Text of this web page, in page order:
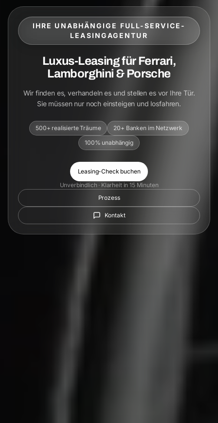
IHRE UNABHÄNGIGE FULL-SERVICE-
LEASINGAGENTUR
Luxus-Leasing für Ferrari,
Lamborghini & Porsche
Wir finden es, verhandeln es und stellen es vor Ihre Tür.
Sie müssen nur noch einsteigen und losfahren.
500+ realisierte Träume
20+ Banken im Netzwerk
100% unabhängig
Leasing-Check buchen
Unverbindlich · Klarheit in 15 Minuten
Prozess
Kontakt